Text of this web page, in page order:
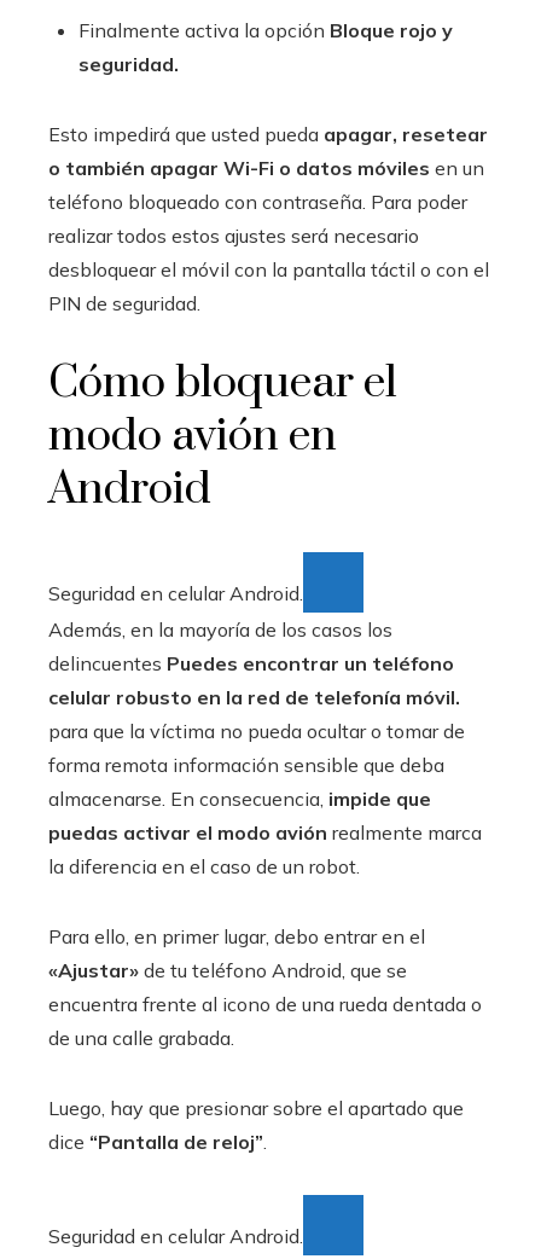
Finalmente activa la opción Bloque rojo y
seguridad.
Esto impedirá que usted pueda apagar, resetear
o también apagar Wi-Fi o datos móviles en un
teléfono bloqueado con contraseña. Para poder
realizar todos estos ajustes será necesario
desbloquear el móvil con la pantalla táctil o con el
PIN de seguridad.
Cómo bloquear el
modo avión en
Android
Seguridad en celular Android.
Además, en la mayoría de los casos los
delincuentes Puedes encontrar un teléfono
celular robusto en la red de telefonía móvil.
para que la víctima no pueda ocultar o tomar de
forma remota información sensible que deba
almacenarse. En consecuencia, impide que
puedas activar el modo avión realmente marca
la diferencia en el caso de un robot.
Para ello, en primer lugar, debo entrar en el
«Ajustar» de tu teléfono Android, que se
encuentra frente al icono de una rueda dentada o
de una calle grabada.
Luego, hay que presionar sobre el apartado que
dice “Pantalla de reloj”.
Seguridad en celular Android.